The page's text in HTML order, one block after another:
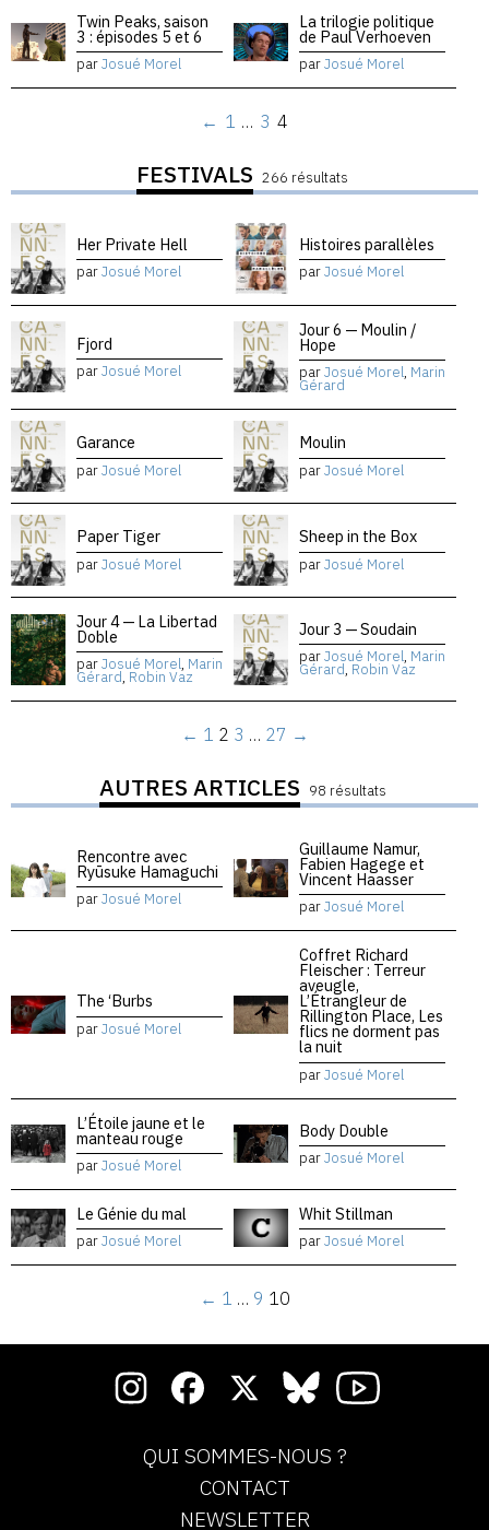
Twin Peaks, saison
3 : épisodes 5 et 6
parJosué Morel
La trilogie politique
de Paul Verhoeven
parJosué Morel
← 1 … 3 4
FESTIVALS 266 résultats
Her Private Hell
parJosué Morel
Histoires parallèles
parJosué Morel
Fjord
parJosué Morel
Jour 6 — Moulin /
Hope
parJosué Morel, Marin
Gérard
Garance
parJosué Morel
Moulin
parJosué Morel
Paper Tiger
parJosué Morel
Sheep in the Box
parJosué Morel
Jour 4 — La Libertad
Doble
parJosué Morel, Marin
Gérard, Robin Vaz
Jour 3 — Soudain
parJosué Morel, Marin
Gérard, Robin Vaz
← 1 2 3 … 27 →
AUTRES ARTICLES 98 résultats
Rencontre avec
Ryūsuke Hamaguchi
parJosué Morel
Guillaume Namur,
Fabien Hagege et
Vincent Haasser
parJosué Morel
The ‘Burbs
parJosué Morel
Coffret Richard
Fleischer : Terreur
aveugle,
L’Étrangleur de
Rillington Place, Les
flics ne dorment pas
la nuit
parJosué Morel
L’Étoile jaune et le
manteau rouge
parJosué Morel
Body Double
parJosué Morel
Le Génie du mal
parJosué Morel
Whit Stillman
parJosué Morel
← 1 … 9 10
QUI SOMMES-NOUS ?
CONTACT
NEWSLETTER